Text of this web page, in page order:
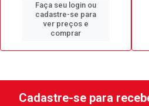
Faça seu login ou
cadastre-se para
ver preços e
comprar
Cadastre-se para